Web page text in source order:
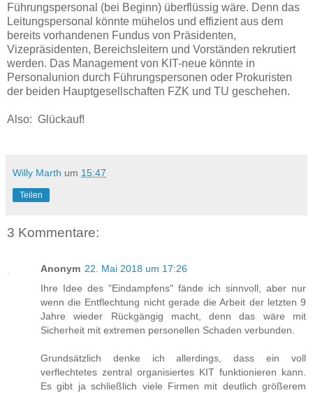
Führungspersonal (bei Beginn) überflüssig wäre. Denn das
Leitungspersonal könnte mühelos und effizient aus dem
bereits vorhandenen Fundus von Präsidenten,
Vizepräsidenten, Bereichsleitern und Vorständen rekrutiert
werden. Das Management von KIT-neue könnte in
Personalunion durch Führungspersonen oder Prokuristen
der beiden Hauptgesellschaften FZK und TU geschehen.
Also: Glückauf!
Willy Marth um 15:47
Teilen
3 Kommentare:
Anonym 22. Mai 2018 um 17:26
Ihre Idee des "Eindampfens" fände ich sinnvoll, aber nur
wenn die Entflechtung nicht gerade die Arbeit der letzten 9
Jahre wieder Rückgängig macht, denn das wäre mit
Sicherheit mit extremen personellen Schaden verbunden.
Grundsätzlich denke ich allerdings, dass ein voll
verflechtetes zentral organisiertes KIT funktionieren kann.
Es gibt ja schließlich viele Firmen mit deutlich größerem